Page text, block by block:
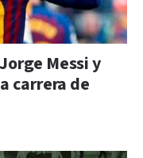
Messi y
carrera de